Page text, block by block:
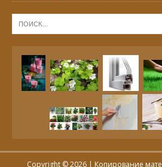
Copyright © 2026 | Копирование